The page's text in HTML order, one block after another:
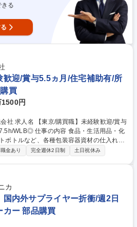
る
歓迎/賞与5.5ヵ月/住宅補助有/所
買
円
歓迎/賞与
食品・生活用品・化
ボトルなど、各種包装容器資材の仕入れや
OJTにて先輩社員が丁寧に育成するため未
資材）の仕入及び取引先折衝をご担当いた
ーのため英語スキル不問です。 【出張頻
。 募集職種 【東京/購買
宅補助有/所定労働7.5h/WLB◎
金あり 完全週休2日制 土日祝休み
カ
内外サプライヤー折衝/週2日
カー 部品購買